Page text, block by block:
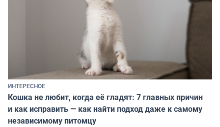
ИНТЕРЕСНОЕ
Кошка не любит, когда её гладят: 7 главных причин
и как исправить — как найти подход даже к самому
независимому питомцу